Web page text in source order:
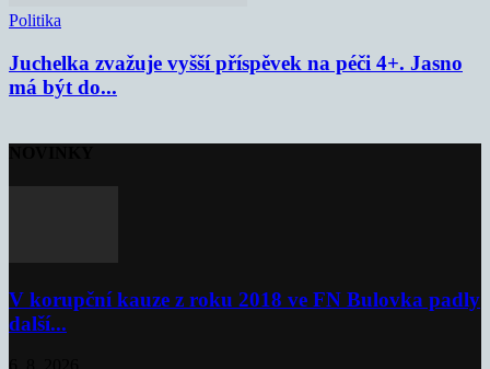
Politika
Juchelka zvažuje vyšší příspěvek na péči 4+. Jasno
má být do...
V korupční kauze z roku 2018 ve FN Bulovka padly
další...